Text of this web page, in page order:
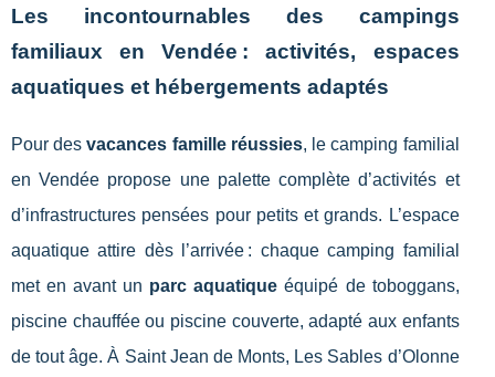
Les incontournables des campings
familiaux en Vendée : activités, espaces
aquatiques et hébergements adaptés
Pour desvacances famille réussies, le camping familial
en Vendée propose une palette complète d’activités et
d’infrastructures pensées pour petits et grands. L’espace
aquatique attire dès l’arrivée : chaque camping familial
met en avant un parc aquatique équipé de toboggans,
piscine chauffée ou piscine couverte, adapté aux enfants
de tout âge. À Saint Jean de Monts, Les Sables d’Olonne